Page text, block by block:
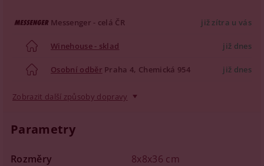
Messenger - celá ČR již zítra u vás
Winehouse - sklad již dnes
Osobní odběr Praha 4, Chemická 954 již dnes
Zobrazit další způsoby dopravy
Parametry
Rozměry 8x8x36 cm